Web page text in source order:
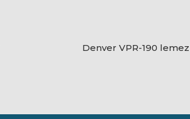
Denver VPR-190